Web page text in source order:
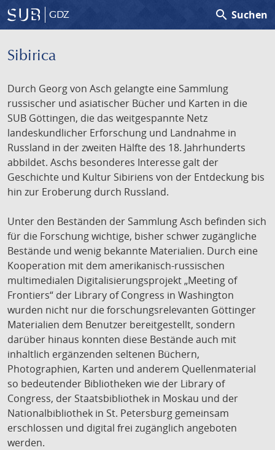
GDZ search Suchen
Sibirica
Durch Georg von Asch gelangte eine Sammlung
russischer und asiatischer Bücher und Karten in die
SUB Göttingen, die das weitgespannte Netz
landeskundlicher Erforschung und Landnahme in
Russland in der zweiten Hälfte des 18. Jahrhunderts
abbildet. Aschs besonderes Interesse galt der
Geschichte und Kultur Sibiriens von der Entdeckung bis
hin zur Eroberung durch Russland.
Unter den Beständen der Sammlung Asch befinden sich
für die Forschung wichtige, bisher schwer zugängliche
Bestände und wenig bekannte Materialien. Durch eine
Kooperation mit dem amerikanisch-russischen
multimedialen Digitalisierungsprojekt „Meeting of
Frontiers“ der Library of Congress in Washington
wurden nicht nur die forschungsrelevanten Göttinger
Materialien dem Benutzer bereitgestellt, sondern
darüber hinaus konnten diese Bestände auch mit
inhaltlich ergänzenden seltenen Büchern,
Photographien, Karten und anderem Quellenmaterial
so bedeutender Bibliotheken wie der Library of
Congress, der Staatsbibliothek in Moskau und der
Nationalbibliothek in St. Petersburg gemeinsam
erschlossen und digital frei zugänglich angeboten
werden.